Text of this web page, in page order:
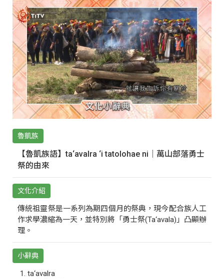
魯凱族
【魯凱族語】ta‘avalra ‘i tatolohae ni｜萬山部落勇士
祭的由來
文化介紹
傳統祖靈祭是一系列為期四個月的祭典，現今配合族人工
作求學濃縮為一天，並特別將「勇士祭(Ta‘avala)」凸顯辦
理。
小辭典
ta‘avalra